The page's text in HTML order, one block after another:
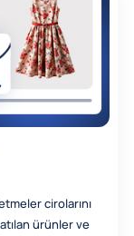
cirolarını
ürünler ve